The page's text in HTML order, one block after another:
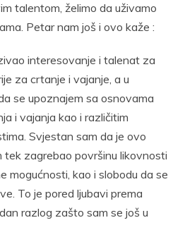
talentom, želimo da uživamo
Petar nam još i ovo kaže :
interesovanje i talenat za
za crtanje i vajanje, a u
se upoznajem sa osnovama
i vajanja kao i različitim
Svjestan sam da je ovo
tek zagrebao površinu likovnosti
mogućnosti, kao i slobodu da se
To je pored ljubavi prema
razlog zašto sam se još u